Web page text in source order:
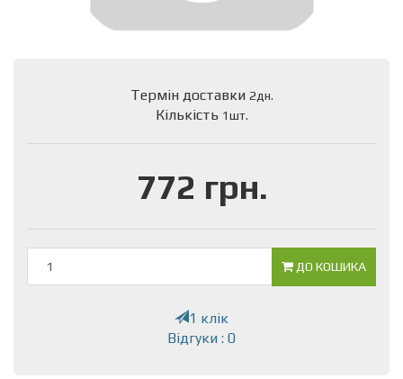
Термін доставки 2дн.
Кількість 1шт.
772 грн.
ДО КОШИКА
1 клік
Відгуки : 0